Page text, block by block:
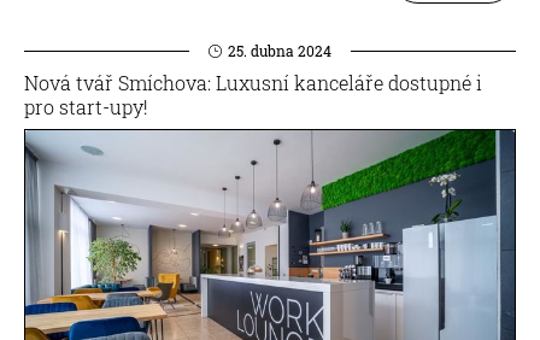
25. dubna 2024
Nová tvář Smíchova: Luxusní kanceláře dostupné i
pro start-upy!